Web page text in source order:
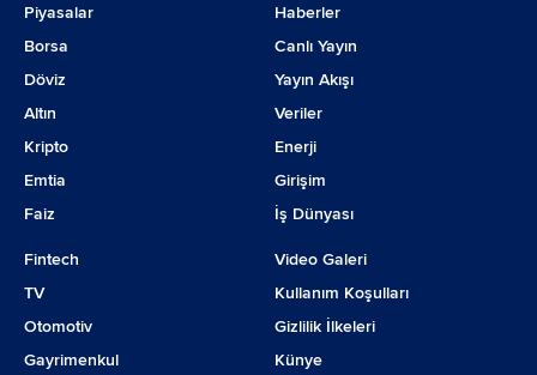
Piyasalar
Borsa
Döviz
Altın
Kripto
Emtia
Faiz
Haberler
Canlı Yayın
Yayın Akışı
Veriler
Enerji
Girişim
İş Dünyası
Fintech
TV
Otomotiv
Gayrimenkul
Video Galeri
Kullanım Koşulları
Gizlilik İlkeleri
Künye